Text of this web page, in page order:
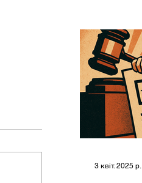
3 квіт. 2025 р.